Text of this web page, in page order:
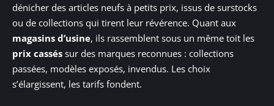
dénicher des articles neufs à petits prix, issus de surstocks
ou de collections qui tirent leur révérence. Quant aux
magasins d’usine, ils rassemblent sous un même toit les
prix cassés sur des marques reconnues : collections
passées, modèles exposés, invendus. Les choix
s’élargissent, les tarifs fondent.